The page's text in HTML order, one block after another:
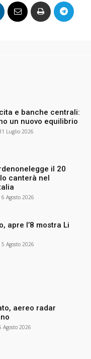
e banche centrali:
un nuovo equilibrio
Luglio 2026
il 20
canterà nel
6 Agosto 2026
apre l’8 mostra Li
5 Agosto 2026
aereo radar
Agosto 2026